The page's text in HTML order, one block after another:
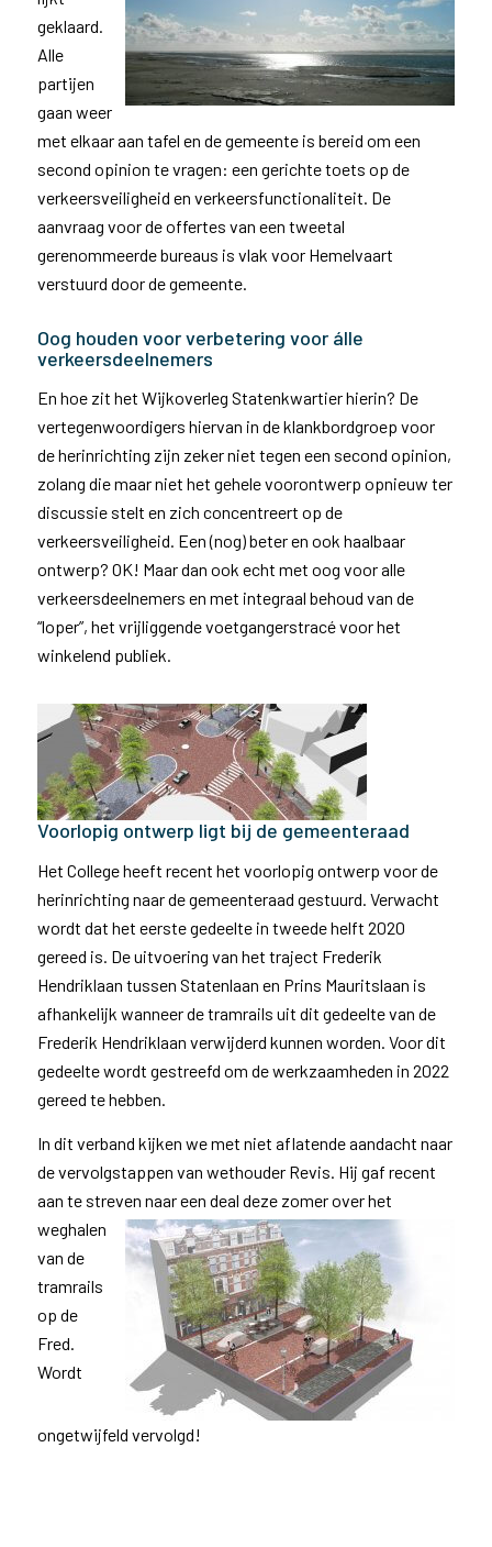
geklaard.
Alle
partijen
gaan weer
met elkaar aan tafel en de gemeente is bereid om een
second opinion te vragen: een gerichte toets op de
verkeersveiligheid en verkeersfunctionaliteit. De
aanvraag voor de offertes van een tweetal
gerenommeerde bureaus is vlak voor Hemelvaart
verstuurd door de gemeente.
Oog houden voor verbetering voor álle
verkeersdeelnemers
En hoe zit het Wijkoverleg Statenkwartier hierin? De
vertegenwoordigers hiervan in de klankbordgroep voor
de herinrichting zijn zeker niet tegen een second opinion,
zolang die maar niet het gehele voorontwerp opnieuw ter
discussie stelt en zich concentreert op de
verkeersveiligheid. Een (nog) beter en ook haalbaar
ontwerp? OK! Maar dan ook echt met oog voor alle
verkeersdeelnemers en met integraal behoud van de
“loper”, het vrijliggende voetgangerstracé voor het
winkelend publiek.
Voorlopig ontwerp ligt bij de gemeenteraad
Het College heeft recent het voorlopig ontwerp voor de
herinrichting naar de gemeenteraad gestuurd. Verwacht
wordt dat het eerste gedeelte in tweede helft 2020
gereed is. De uitvoering van het traject Frederik
Hendriklaan tussen Statenlaan en Prins Mauritslaan is
afhankelijk wanneer de tramrails uit dit gedeelte van de
Frederik Hendriklaan verwijderd kunnen worden. Voor dit
gedeelte wordt gestreefd om de werkzaamheden in 2022
gereed te hebben.
In dit verband kijken we met niet aflatende aandacht naar
de vervolgstappen van wethouder Revis. Hij gaf recent
aan te streven naar een deal deze zomer over het
weghalen
van de
tramrails
op de
Fred.
Wordt
ongetwijfeld vervolgd!